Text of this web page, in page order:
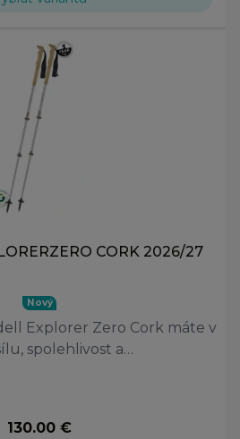
CORK 2026/27
Nový
Explorer Zero Cork máte v
spolehlivost a…
130.00 €